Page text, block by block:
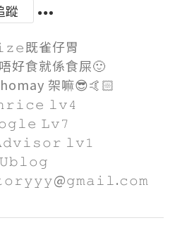
蹤
既雀仔胃
好食就係食屎🙂
架嘛😎🤙🏻
𝚕𝚟𝟺
𝙻𝚟𝟽
𝚕𝚟𝟷